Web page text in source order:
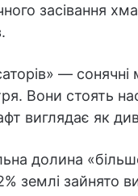
засівання
—
Вони стоять
виглядає як
долина
землі зайнято